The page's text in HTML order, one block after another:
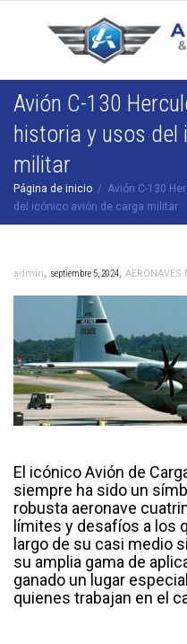
Avión C-130
historia y usos del
militar
Página de inicio
Avión C-130
del icónico avión de carga militar
admin, septiembre 5, 2024, AERONAVES
El icónico Avión de
siempre ha sido un
robusta aeronave
límites y desafíos a los
largo de su casi medio
su amplia gama de
ganado un lugar
quienes trabajan en el